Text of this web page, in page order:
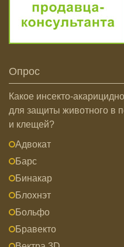
Опрос
Какое инсекто-
для защиты животного в
и клещей?
Адвокат
Барс
Бинакар
Блохнэт
Больфо
Бравекто